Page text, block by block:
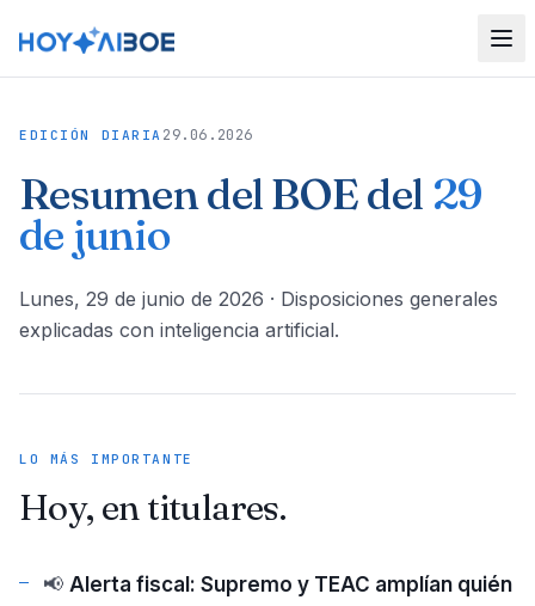
EDICIÓN DIARIA 29.06.2026
Resumen del BOE del 29
de junio
lunes, 29 de junio de 2026 · Disposiciones generales
explicadas con inteligencia artificial.
LO MÁS IMPORTANTE
Hoy, en titulares.
📢 Alerta fiscal: Supremo y TEAC amplían quién